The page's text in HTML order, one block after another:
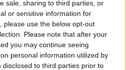
sale, sharing to third parties, or
or sensitive information for
please use the below opt-out
Please note that after your
you may continue seeing
personal information utilized by
to third parties prior to
Birmania - Foto Blue Lama